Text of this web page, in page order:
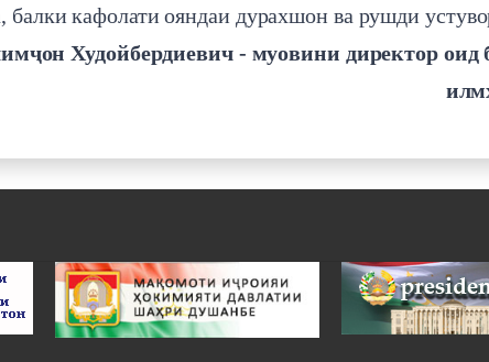
балки кафолати ояндаи дурахшон ва рушди
Худойбердиевич - муовини директор оид